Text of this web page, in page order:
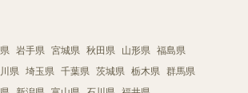
岩手県 宮城県 秋田県 山形県 福島県
県 埼玉県 千葉県 茨城県 栃木県 群馬県